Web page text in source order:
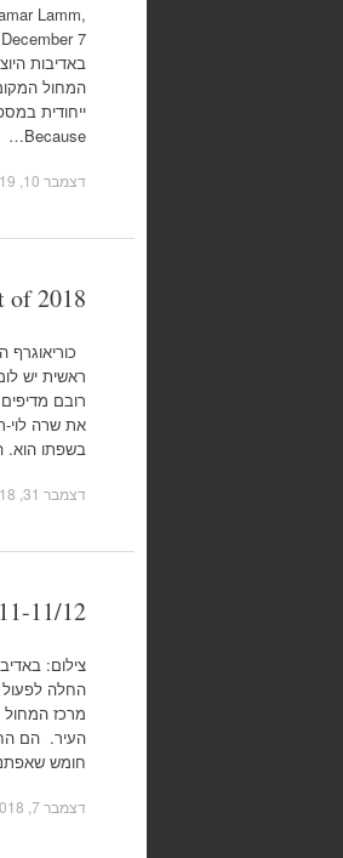
Lamm,
באדיבות
המחול
ייחודית
Because…
דצמבר 10, 2019
of 2018
כוריאוגרף
ראשית יש
רובם
את שרה לוי-
בשפתו הוא.
דצמבר 31, 2018
11/12
צילום:
החלה לפעול
העיר. הם
חומש
דצמבר 7, 2018